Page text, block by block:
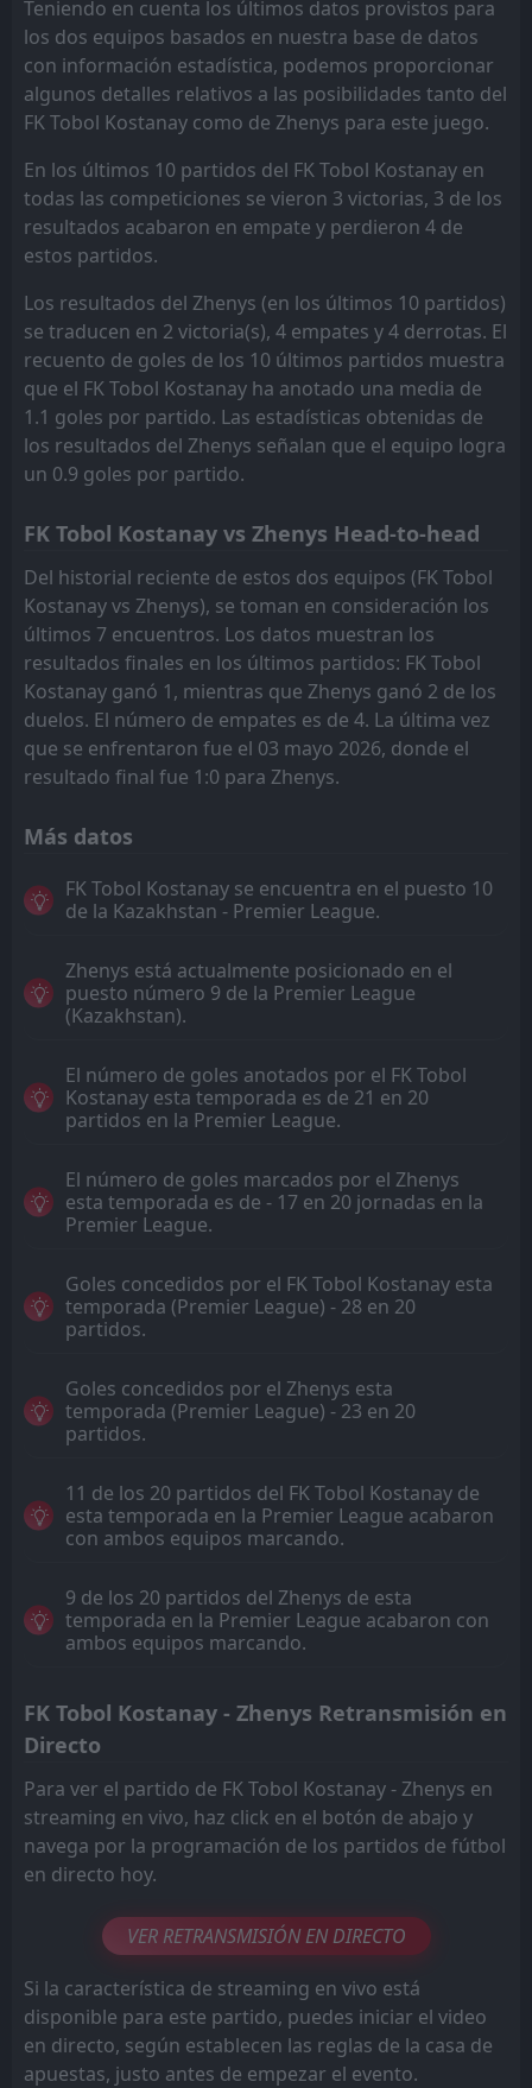
12 Kaisar 11 1 8 2 11
Atyrau
14 Zhetysu 9 2 3 4 9
11 4
16 Altay 10 2 2 6 8
FC Astana
7 Ulytau 9 1 4 4 7
FK Tobol Kostanay 11 9
Teniendo en cuenta los últimos datos provistos para
los dos equipos basados en nuestra base de datos
con información estadística, podemos proporcionar
algunos detalles relativos a las posibilidades tanto del
FK Tobol Kostanay como de Zhenys para este juego.
En los últimos 10 partidos del FK Tobol Kostanay en
todas las competiciones se vieron 3 victorias, 3 de los
resultados acabaron en empate y perdieron 4 de
estos partidos.
Los resultados del Zhenys (en los últimos 10 partidos)
se traducen en 2 victoria(s), 4 empates y 4 derrotas. El
recuento de goles de los 10 últimos partidos muestra
que el FK Tobol Kostanay ha anotado una media de
1.1 goles por partido. Las estadísticas obtenidas de
los resultados del Zhenys señalan que el equipo logra
un 0.9 goles por partido.
FK Tobol Kostanay vs Zhenys Head-to-head
Del historial reciente de estos dos equipos (FK Tobol
Kostanay vs Zhenys), se toman en consideración los
últimos 7 encuentros. Los datos muestran los
resultados finales en los últimos partidos: FK Tobol
Kostanay ganó 1, mientras que Zhenys ganó 2 de los
duelos. El número de empates es de 4. La última vez
que se enfrentaron fue el 03 mayo 2026, donde el
resultado final fue 1:0 para Zhenys.
Más datos
FK Tobol Kostanay se encuentra en el puesto 10
de la Kazakhstan - Premier League.
Zhenys está actualmente posicionado en el
puesto número 9 de la Premier League
(Kazakhstan).
El número de goles anotados por el FK Tobol
Kostanay esta temporada es de 21 en 20
partidos en la Premier League.
El número de goles marcados por el Zhenys
esta temporada es de - 17 en 20 jornadas en la
Premier League.
Goles concedidos por el FK Tobol Kostanay esta
temporada (Premier League) - 28 en 20
partidos.
Goles concedidos por el Zhenys esta
temporada (Premier League) - 23 en 20
partidos.
11 de los 20 partidos del FK Tobol Kostanay de
esta temporada en la Premier League acabaron
con ambos equipos marcando.
9 de los 20 partidos del Zhenys de esta
temporada en la Premier League acabaron con
ambos equipos marcando.
FK Tobol Kostanay - Zhenys Retransmisión en
Directo
Para ver el partido de FK Tobol Kostanay - Zhenys en
streaming en vivo, haz click en el botón de abajo y
navega por la programación de los partidos de fútbol
en directo hoy.
VER RETRANSMISIÓN EN DIRECTO
Si la característica de streaming en vivo está
disponible para este partido, puedes iniciar el video
en directo, según establecen las reglas de la casa de
apuestas, justo antes de empezar el evento.